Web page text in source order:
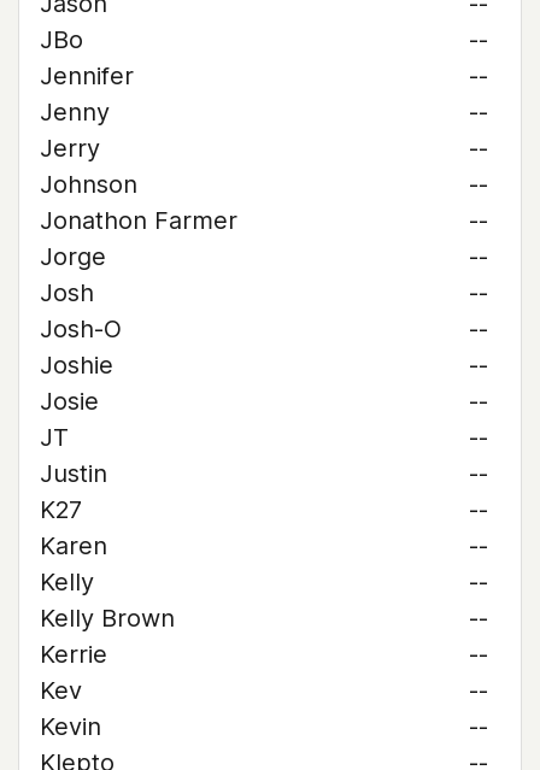
JBo
--
Jennifer
--
Jenny
--
Jerry
--
Johnson
--
Jonathon Farmer
--
Jorge
--
Josh
--
Josh-O
--
Joshie
--
Josie
--
JT
--
Justin
--
K27
--
Karen
--
Kelly
--
Kelly Brown
--
Kerrie
--
Kev
--
Kevin
--
Klepto
--